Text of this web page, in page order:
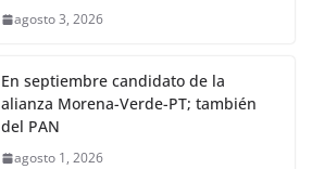
agosto 3, 2026
En septiembre candidato de la
alianza Morena-Verde-PT; también
del PAN
agosto 1, 2026